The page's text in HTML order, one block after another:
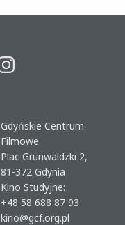
Gdyńskie Centrum
Filmowe
Plac Grunwaldzki 2,
81-372 Gdynia
Kino Studyjne:
+48 58 688 87 93
kino@gcf.org.pl